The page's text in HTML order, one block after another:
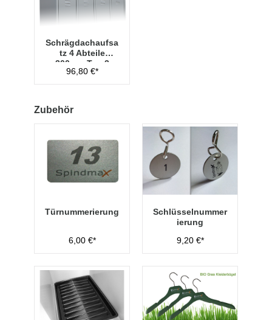
Schrägdachaufsa
tz 4 Abteile
300mm Typ 2
96,80 €*
Zubehör
Türnummerierung
6,00 €*
Schlüsselnummer
ierung
9,20 €*